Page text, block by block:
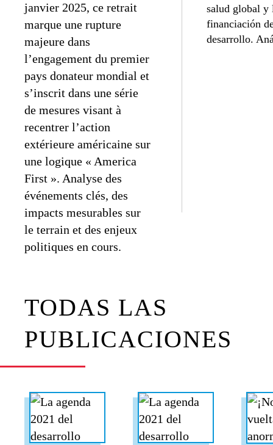
janvier 2025, ce retrait
marque une rupture
majeure dans
l’engagement du premier
pays donateur mondial et
s’inscrit dans une série
de mesures visant à
recentrer l’action
extérieure américaine sur
une logique « America
First ». Analyse des
événements clés, des
impacts mesurables sur
le terrain et des enjeux
politiques en cours.
salud global y
financiación
desarrollo.
TODAS LAS
PUBLICACIONES